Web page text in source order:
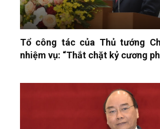
Tổ công tác của Thủ tướng
nhiệm vụ: “Thắt chặt kỷ cương